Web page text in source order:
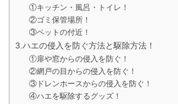
①キッチン・風呂・トイレ！
②ゴミ保管場所！
③ペットの付近！
3.ハエの侵入を防ぐ方法と駆除方法！
①扉や窓からの侵入を防ぐ！
②網戸の目からの侵入を防ぐ！
③ドレンホースからの侵入を防ぐ！
④ハエを駆除するグッズ！